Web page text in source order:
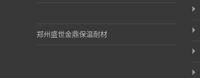
郑州盛世金鼎保温耐材